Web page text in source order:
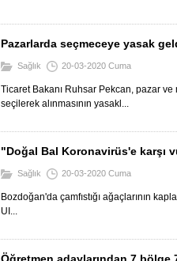
Pazarlarda seçmeceye yasak
Sağlık 20-03-2020 Cuma
Ticaret Bakanı Ruhsar Pekcan, pazar
seçilerek alınmasının yasakl...
"Doğal Bal Koronavirüs'e karşı
Sağlık 20-03-2020 Cuma
Bozdoğan'da çamfıstığı ağaçlarının
UI...